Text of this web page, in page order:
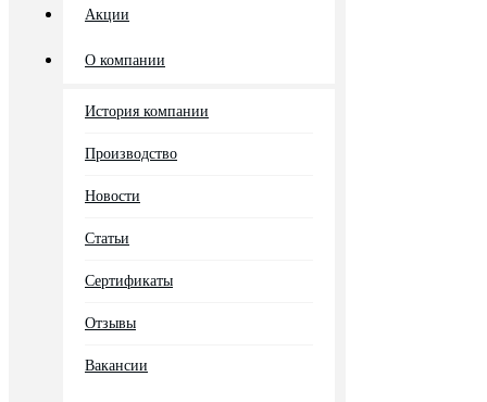
Акции
О компании
История компании
Производство
Новости
Статьи
Сертификаты
Отзывы
Вакансии